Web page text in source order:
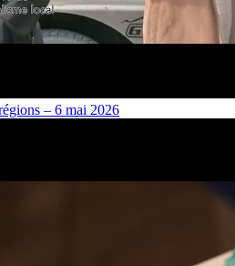
– 6 mai 2026